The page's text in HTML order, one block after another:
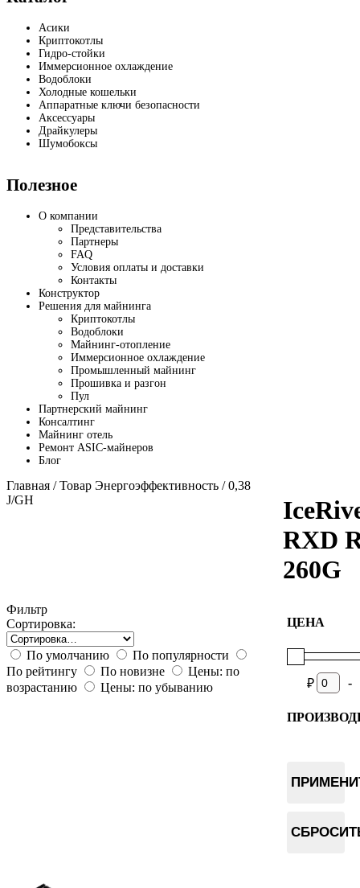
Асики
Криптокотлы
Гидро-стойки
Иммерсионное охлаждение
Водоблоки
Холодные кошельки
Аппаратные ключи безопасности
Аксессуары
Драйкулеры
Шумобоксы
Полезное
О компании
Представительства
Партнеры
FAQ
Условия оплаты и доставки
Контакты
Конструктор
Решения для майнинга
Криптокотлы
Водоблоки
Майнинг-отопление
Иммерсионное охлаждение
Промышленный майнинг
Прошивка и разгон
Пул
Партнерский майнинг
Консалтинг
Майнинг отель
Ремонт ASIC-майнеров
Блог
Главная / Товар Энергоэффективность / 0,38
J/GH
RXD
260G
Фильтр
Сортировка:
По умолчанию
По популярности
По рейтингу
По новизне
Цены: по
возрастанию
Цены: по убыванию
ЦЕНА
₽ -